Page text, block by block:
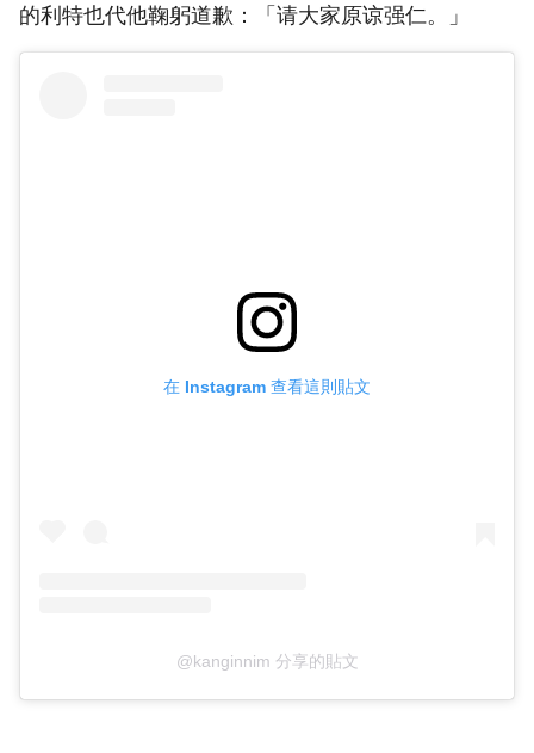
的利特也代他鞠躬道歉：「请大家原谅强仁。」
在 Instagram 查看這則貼文
@kanginnim 分享的貼文